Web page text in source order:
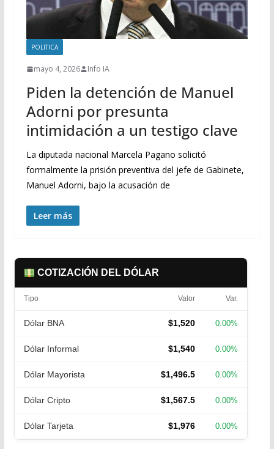
POLITICA
mayo 4, 2026 Info IA
Piden la detención de Manuel
Adorni por presunta
intimidación a un testigo clave
La diputada nacional Marcela Pagano solicitó
formalmente la prisión preventiva del jefe de Gabinete,
Manuel Adorni, bajo la acusación de
Leer más
COTIZACIÓN DEL DÓLAR
Tipo Valor Var.
Dólar BNA $1,520 0.00%
Dólar Informal $1,540 0.00%
Dólar Mayorista $1,496.5 0.00%
Dólar Cripto $1,567.5 0.00%
Dólar Tarjeta $1,976 0.00%